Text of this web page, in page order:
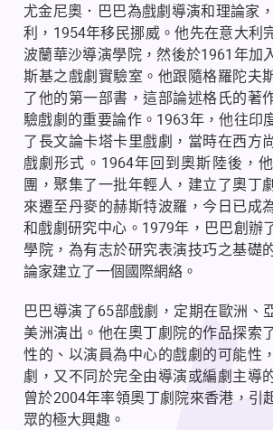
尤金尼奧．巴巴為戲劇導演和理論家，
利， 1954年移民挪威。他先在意大利
波蘭華沙導演學院，然後於1961年加
斯基之戲劇實驗室。他跟隨格羅陀夫
了他的第一部書，這部論述格氏的著
驗戲劇的重要論作。 1963年，他往印
了長文論卡塔卡里戲劇，當時在西方
戲劇形式。 1964年回到奧斯陸後，
團，聚集了一批年輕人，建立了奧丁
來遷至丹麥的赫斯特波羅，今日已成
和戲劇研究中心。 1979年，巴巴創辦
學院，為有志於研究表演技巧之基礎
論家建立了一個國際網絡。
巴巴導演了65部戲劇，定期在歐洲、
美洲演出。他在奧丁劇院的作品探索
性的、以演員為中心的戲劇的可能性
劇，又不同於完全由導演或編劇主導
曾於2004年率領奧丁劇院來香港，引
眾的極大興趣。